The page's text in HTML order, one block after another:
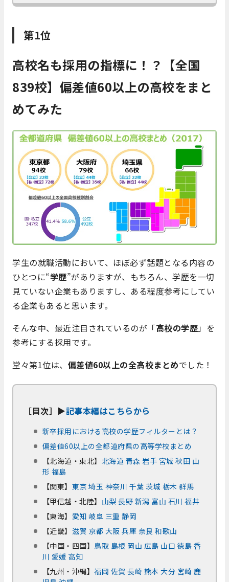
第1位
高校名も採用の指標に！？【全国
839校】偏差値60以上の高校をまと
めてみた
学生の就職活動において、ほぼ必ず話題となる内容の
ひとつに“学歴”がありますが、もちろん、学歴を一切
見ていない企業もありますし、ある程度参考にしてい
る企業もあると思います。
そんな中、最近注目されているのが「高校の学歴」を
参考にする採用です。
堂々第1位は、 偏差値60以上の全高校まとめでした！
［目次］▶記事本編はこちらから
新卒採用における高校の学歴フィルターとは？
偏差値60以上の全都道府県の高等学校まとめ
【北海道・東北】 北海道 青森 岩手 宮城 秋田 山
形 福島
【関東】 東京 埼玉 神奈川 千葉 茨城 栃木 群馬
【甲信越・北陸】 山梨 長野 新潟 富山 石川 福井
【東海】 愛知 岐阜 三重 静岡
【近畿】 滋賀 京都 大阪 兵庫 奈良 和歌山
【中国・四国】 鳥取 島根 岡山 広島 山口 徳島 香
川 愛媛 高知
【九州・沖縄】福岡 佐賀 長崎 熊本 大分 宮崎 鹿